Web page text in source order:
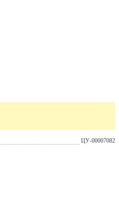
ЦУ-00007082